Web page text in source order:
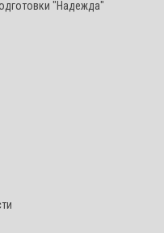
"Надежда"